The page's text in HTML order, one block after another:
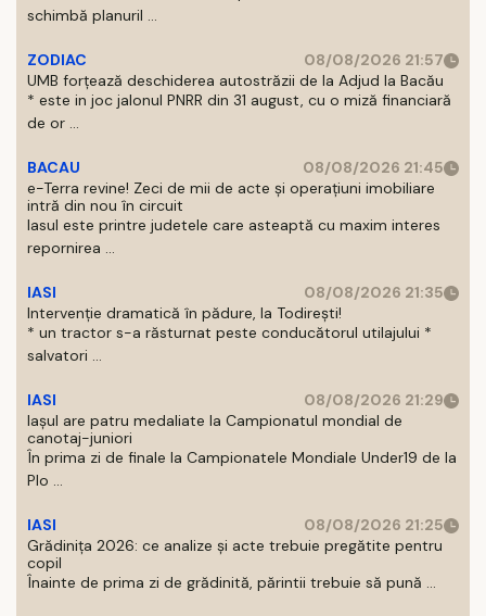
schimbă planuril ...
ZODIAC
08/08/2026 21:57
UMB forțează deschiderea autostrăzii de la Adjud la Bacău
* este in joc jalonul PNRR din 31 august, cu o miză financiară
de or ...
BACAU
08/08/2026 21:45
e-Terra revine! Zeci de mii de acte și operațiuni imobiliare
intră din nou în circuit
Iasul este printre judetele care asteaptă cu maxim interes
repornirea ...
IASI
08/08/2026 21:35
Intervenție dramatică în pădure, la Todirești!
* un tractor s-a răsturnat peste conducătorul utilajului *
salvatori ...
IASI
08/08/2026 21:29
Iaşul are patru medaliate la Campionatul mondial de
canotaj-juniori
În prima zi de finale la Campionatele Mondiale Under19 de la
Plo ...
IASI
08/08/2026 21:25
Grădinița 2026: ce analize și acte trebuie pregătite pentru
copil
Înainte de prima zi de grădinită, părintii trebuie să pună ...